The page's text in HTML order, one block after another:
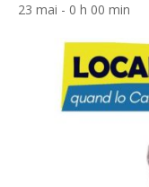
23 mai - 0 h 00 min